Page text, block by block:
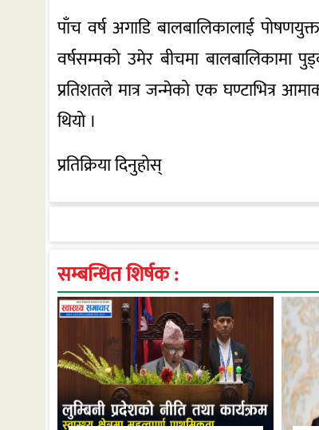
पाँच वर्ष अगाडि बालबालिकालाई
वर्षसम्मको उमेर बीचमा बालबालिकामा
प्रतिशतले मात्र जन्मेको एक घण्टाभित्र
थियो ।
प्रतिक्रिया दिनुहोस्
सम्बन्धित शिर्षक :